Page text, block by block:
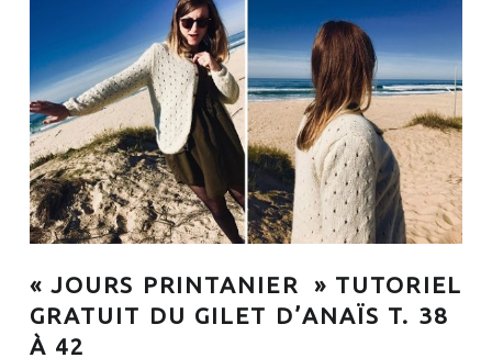
« JOURS PRINTANIER » TUTORIEL
GRATUIT DU GILET D’ANAÏS T. 38
À 42